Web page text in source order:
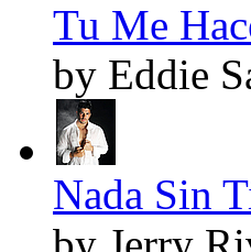
Tu Me
by Eddie
Nada Sin